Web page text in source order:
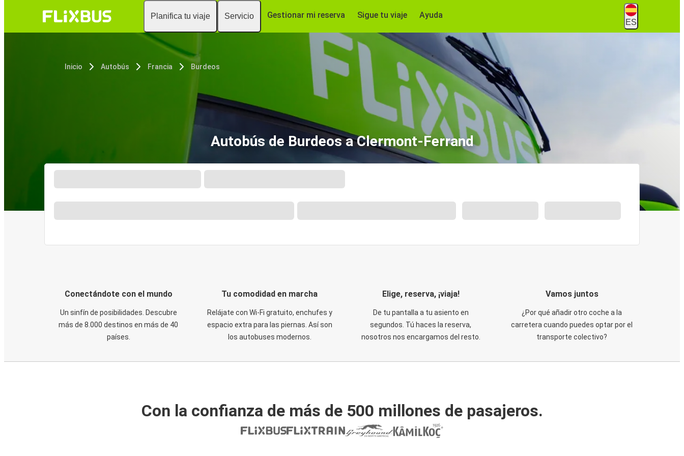
Planifica tu viaje Servicio Gestionar mi reserva Sigue tu viaje Ayuda
ES
Inicio Autobús Francia Burdeos
Autobús de Burdeos a Clermont-Ferrand
Conectándote con el mundo
Un sinfín de posibilidades. Descubre
más de 8.000 destinos en más de 40
países.
Tu comodidad en marcha
Relájate con Wi-Fi gratuito, enchufes y
espacio extra para las piernas. Así son
los autobuses modernos.
Elige, reserva, ¡viaja!
De tu pantalla a tu asiento en
segundos. Tú haces la reserva,
nosotros nos encargamos del resto.
Vamos juntos
¿Por qué añadir otro coche a la
carretera cuando puedes optar por el
transporte colectivo?
Con la confianza de más de 500 millones de pasajeros.